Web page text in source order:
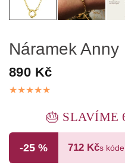
Náramek Anny
890 Kč
🎂 SLAVÍME
-25 % 712 Kčs